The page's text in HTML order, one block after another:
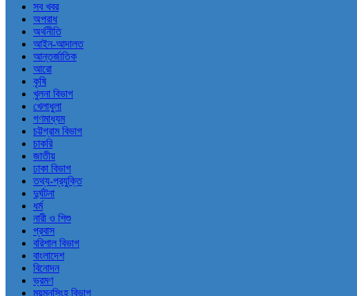
সব খবর
অপরাধ
অর্থনীতি
আইন-আদালত
আন্তর্জাতিক
আরো
কৃষি
খুলনা বিভাগ
খেলাধুলা
গণমাধ্যম
চট্টগ্রাম বিভাগ
চাকরি
জাতীয়
ঢাকা বিভাগ
তথ্য-প্রযুক্তি
দুর্ঘটনা
ধর্ম
নারী ও শিশু
প্রবাস
বরিশাল বিভাগ
বাংলাদেশ
বিনোদন
ভ্রমণ
ময়মনসিংহ বিভাগ